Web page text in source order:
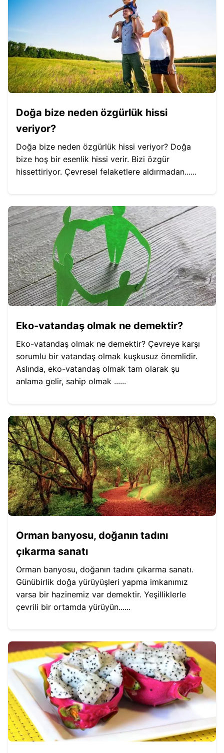
Doğa bize neden özgürlük hissi
veriyor?
Doğa bize neden özgürlük hissi veriyor? Doğa
bize hoş bir esenlik hissi verir. Bizi özgür
hissettiriyor. Çevresel felaketlere aldırmadan......
Eko-vatandaş olmak ne demektir?
Eko-vatandaş olmak ne demektir? Çevreye karşı
sorumlu bir vatandaş olmak kuşkusuz önemlidir.
Aslında, eko-vatandaş olmak tam olarak şu
anlama gelir, sahip olmak ......
Orman banyosu, doğanın tadını
çıkarma sanatı
Orman banyosu, doğanın tadını çıkarma sanatı.
Günübirlik doğa yürüyüşleri yapma imkanımız
varsa bir hazinemiz var demektir. Yeşilliklerle
çevrili bir ortamda yürüyün......